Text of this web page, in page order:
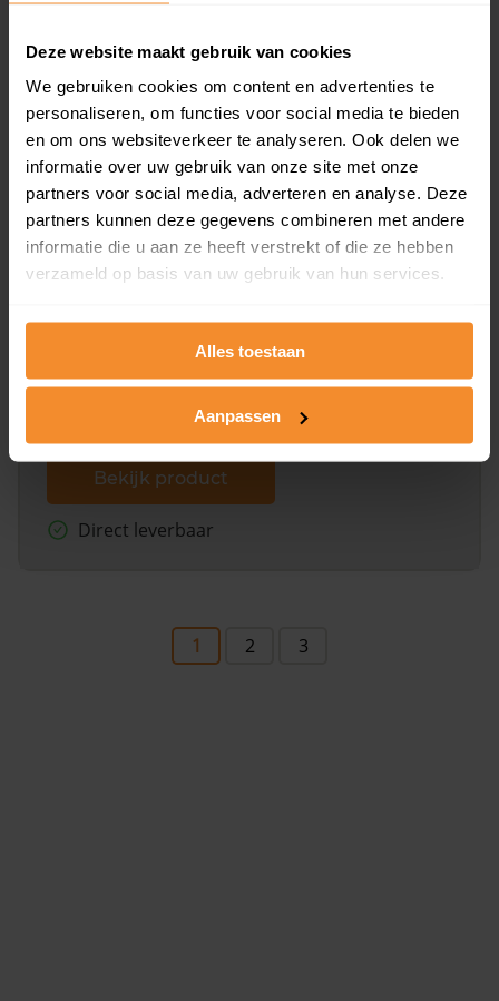
Deze website maakt gebruik van cookies
We gebruiken cookies om content en advertenties te
personaliseren, om functies voor social media te bieden
en om ons websiteverkeer te analyseren. Ook delen we
informatie over uw gebruik van onze site met onze
partners voor social media, adverteren en analyse. Deze
partners kunnen deze gegevens combineren met andere
informatie die u aan ze heeft verstrekt of die ze hebben
verzameld op basis van uw gebruik van hun services.
Alles toestaan
Aanpassen
Bekijk product
Direct leverbaar
Kadastrale kaart pakket
Alleen globale ligging perceel
Een uitgebreid overzicht van het perceel en
omliggende percelen met de kadastrale erfgrenzen,
Bekijk product
Direct leverbaar
1 2 3